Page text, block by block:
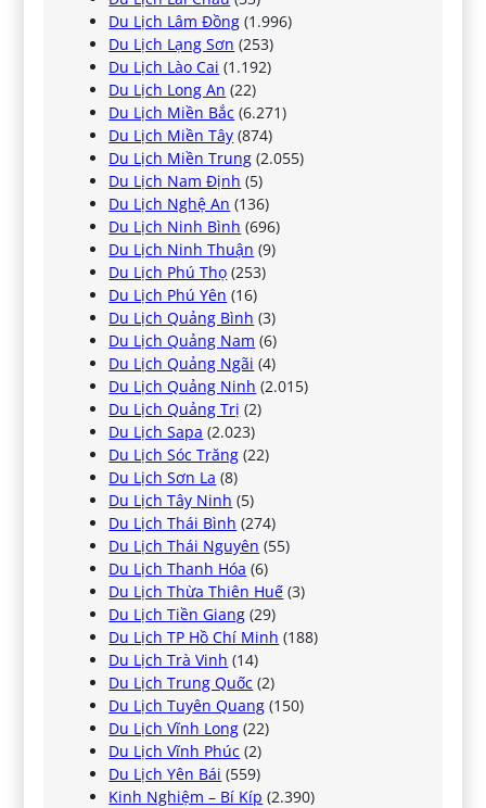
Du Lịch Lâm Đồng (1.996)
Du Lịch Lạng Sơn (253)
Du Lịch Lào Cai (1.192)
Du Lịch Long An (22)
Du Lịch Miền Bắc (6.271)
Du Lịch Miền Tây (874)
Du Lịch Miền Trung (2.055)
Du Lịch Nam Định (5)
Du Lịch Nghệ An (136)
Du Lịch Ninh Bình (696)
Du Lịch Ninh Thuận (9)
Du Lịch Phú Thọ (253)
Du Lịch Phú Yên (16)
Du Lịch Quảng Bình (3)
Du Lịch Quảng Nam (6)
Du Lịch Quảng Ngãi (4)
Du Lịch Quảng Ninh (2.015)
Du Lịch Quảng Trị (2)
Du Lịch Sapa (2.023)
Du Lịch Sóc Trăng (22)
Du Lịch Sơn La (8)
Du Lịch Tây Ninh (5)
Du Lịch Thái Bình (274)
Du Lịch Thái Nguyên (55)
Du Lịch Thanh Hóa (6)
Du Lịch Thừa Thiên Huế (3)
Du Lịch Tiền Giang (29)
Du Lịch TP Hồ Chí Minh (188)
Du Lịch Trà Vinh (14)
Du Lịch Trung Quốc (2)
Du Lịch Tuyên Quang (150)
Du Lịch Vĩnh Long (22)
Du Lịch Vĩnh Phúc (2)
Du Lịch Yên Bái (559)
Kinh Nghiệm – Bí Kíp (2.390)